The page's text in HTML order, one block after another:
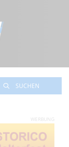
SUCHEN
WERBUNG